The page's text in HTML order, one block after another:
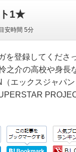
ト1★
安時間5分
を登録してくだ
之介の高校や身
エックスジャパ